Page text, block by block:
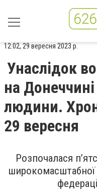
12:02, 29 вересня 2023 р.
Унаслідок
на
людини.
29 вересня
Розпочалася
широкомасштабної